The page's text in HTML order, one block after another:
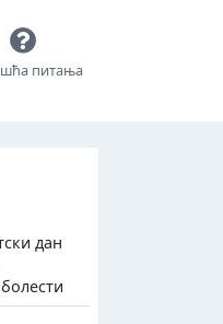
питања
дан